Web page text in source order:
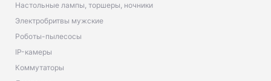
Настольные лампы, торшеры, ночники
Электробритвы мужские
Роботы-пылесосы
IP-камеры
Коммутаторы